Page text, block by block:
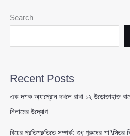
নতুন
মধুচন্দ্রিমায়
Search
Recent Posts
এক দশক অ্যাপ্রোন দখলে রাখা ১২ উড়োজাহাজ
নিলামের উদ্যোগ
বিয়ের প্রতিশ্রুতিতে সম্পর্ক: শুধু পুরুষের শা’\স্তির